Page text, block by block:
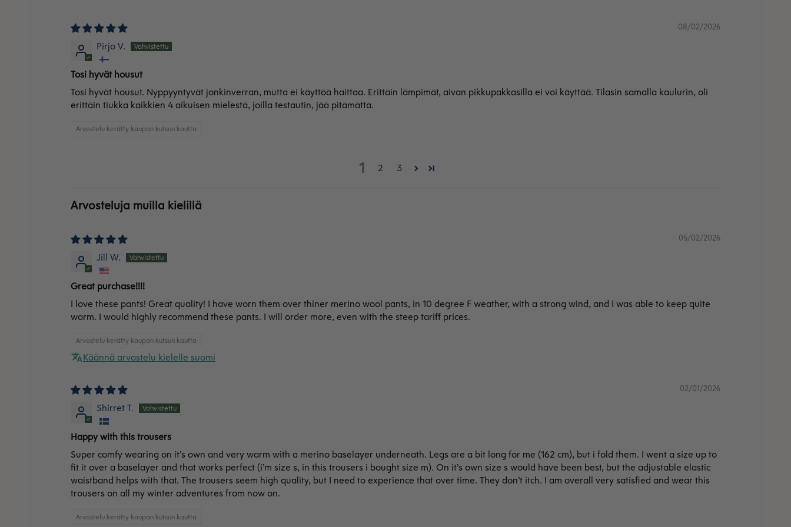
08/02/2026
Pirjo V.
Tosi hyvät housut
Tosi hyvät housut. Nyppyyntyvät jonkinverran, mutta ei käyttöä haittaa. Erittäin lämpimät, aivan pikkupakkasilla ei voi käyttää. Tilasin samalla kaulurin, oli
erittäin tiukka kaikkien 4 aikuisen mielestä, joilla testautin, jää pitämättä.
Arvostelu kerätty kaupan kutsun kautta
1 2 3
Arvosteluja muilla kielillä
05/02/2026
Jill W.
Great purchase!!!!
I love these pants! Great quality! I have worn them over thiner merino wool pants, in 10 degree F weather, with a strong wind, and I was able to keep quite
warm. I would highly recommend these pants. I will order more, even with the steep tariff prices.
Arvostelu kerätty kaupan kutsun kautta
Käännä arvostelu kielelle suomi
02/01/2026
Shirret T.
Happy with this trousers
Super comfy wearing on it’s own and very warm with a merino baselayer underneath. Legs are a bit long for me (162 cm), but i fold them. I went a size up to
fit it over a baselayer and that works perfect (i’m size s, in this trousers i bought size m). On it’s own size s would have been best, but the adjustable elastic
waistband helps with that. The trousers seem high quality, but I need to experience that over time. They don’t itch. I am overall very satisfied and wear this
trousers on all my winter adventures from now on.
Arvostelu kerätty kaupan kutsun kautta